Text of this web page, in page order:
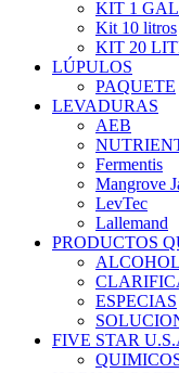
KIT 1
Kit 10 litros
KIT 20
LÚPULOS
PAQUETE
LEVADURAS
AEB
Fermentis
Mangrove
LevTec
Lallemand
PRODUCTOS
ALCOHOL
ESPECIAS
FIVE STAR